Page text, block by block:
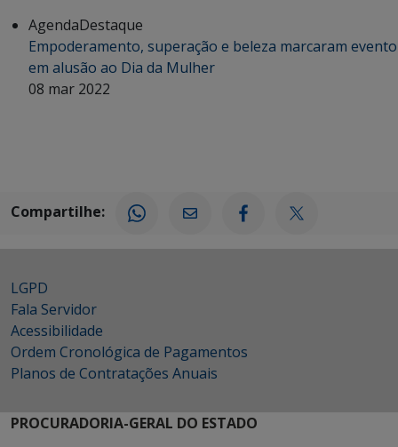
AgendaDestaque
Empoderamento, superação e beleza marcaram evento
em alusão ao Dia da Mulher
08 mar 2022
Compartilhe:
LGPD
Fala Servidor
Acessibilidade
Ordem Cronológica de Pagamentos
Planos de Contratações Anuais
PROCURADORIA-GERAL DO ESTADO